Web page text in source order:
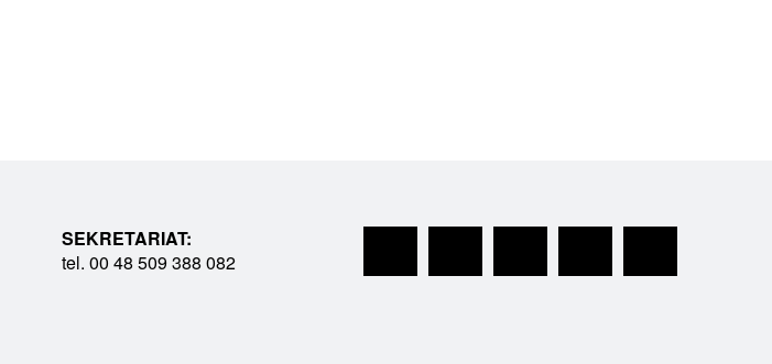
SEKRETARIAT:
tel. 00 48 509 388 082